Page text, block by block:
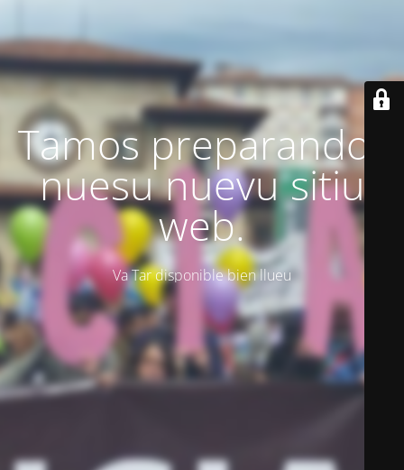
Tamos preparando'l
nuesu nuevu sitiu
web.
Va Tar disponible bien llueu